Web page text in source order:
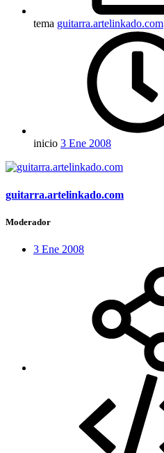
tema guitarra.artelinkado.com
inicio 3 Ene 2008
guitarra.artelinkado.com
Moderador
3 Ene 2008